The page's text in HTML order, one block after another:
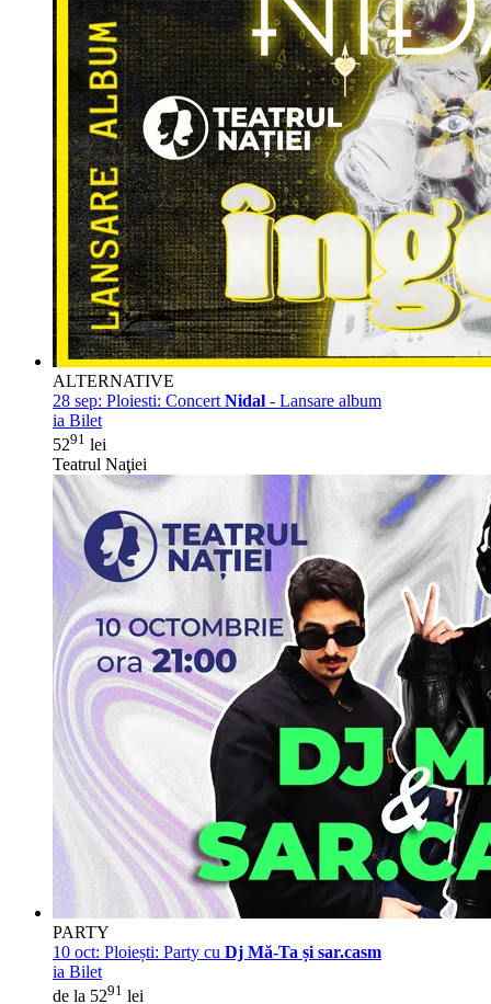
ALTERNATIVE
28 sep: Ploiesti: Concert Nidal - Lansare album
ia Bilet
5291 lei
Teatrul Naţiei
PARTY
10 oct: Ploiești: Party cu Dj Mă-Ta și sar.casm
ia Bilet
de la 5291 lei